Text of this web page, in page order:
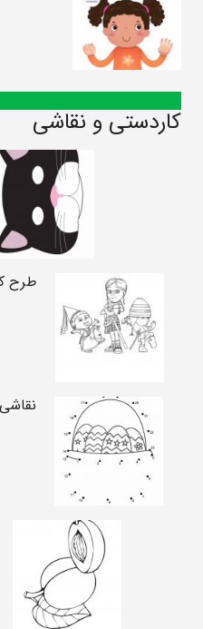
کاردستی و نقاشی
طرح